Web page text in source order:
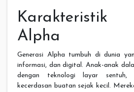
Karakteristik
Alpha
Generasi Alpha tumbuh di dunia
informasi, dan digital. Anak-anak
dengan teknologi layar sentuh,
kecerdasan buatan sejak kecil.